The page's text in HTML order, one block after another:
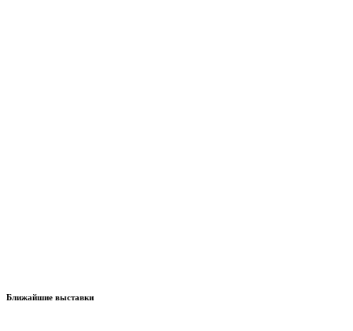
Ближайшие выставки